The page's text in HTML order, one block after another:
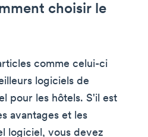
choisir le
comme celui-ci
logiciels de
pour les hôtels. S'il est
avantages et les
logiciel, vous devez